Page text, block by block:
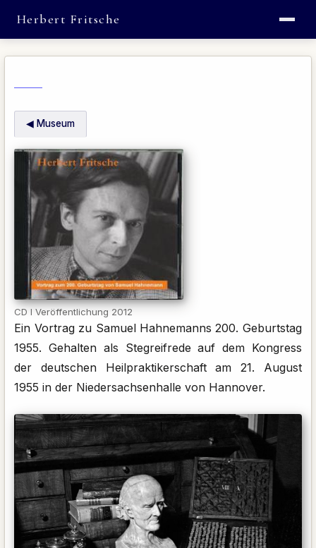
Herbert Fritsche
◀ Museum
Ein Vortrag zu Samuel Hahnemanns 200. Geburtstag
1955. Gehalten als Stegreifrede auf dem Kongress
der deutschen Heilpraktikerschaft am 21. August
1955 in der Niedersachsenhalle von Hannover.
CD I Veröffentlichung 2012